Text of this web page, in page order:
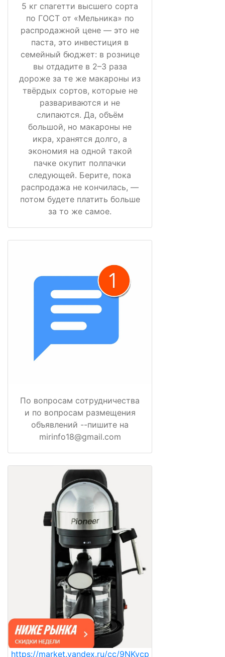
5 кг спагетти высшего сорта
по ГОСТ от «Мельника» по
распродажной цене — это не
паста, это инвестиция в
семейный бюджет: в рознице
вы отдадите в 2–3 раза
дороже за те же макароны из
твёрдых сортов, которые не
развариваются и не
слипаются. Да, объём
большой, но макароны не
икра, хранятся долго, а
экономия на одной такой
пачке окупит полпачки
следующей. Берите, пока
распродажа не кончилась, —
потом будете платить больше
за то же самое.
По вопросам сотрудничества
и по вопросам размещения
объявлений --пишите на
mirinfo18@gmail.com
https://market.yandex.ru/cc/9NKycp